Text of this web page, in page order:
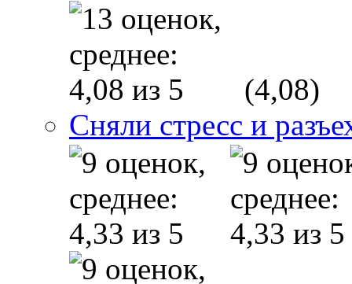
(4,08)
Сняли стресс и